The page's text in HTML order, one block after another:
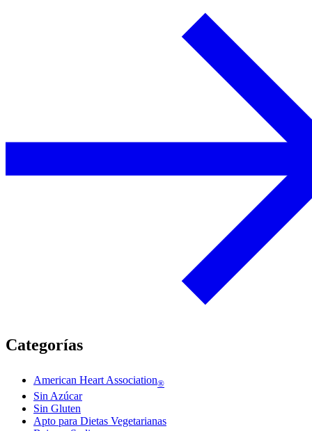
Categorías
American Heart Association®
Sin Azúcar
Sin Gluten
Apto para Dietas Vegetarianas